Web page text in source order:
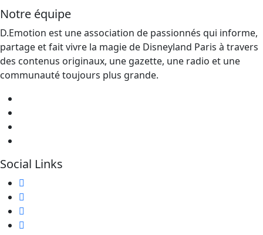
Notre équipe
D.Emotion est une association de passionnés qui informe,
partage et fait vivre la magie de Disneyland Paris à travers
des contenus originaux, une gazette, une radio et une
communauté toujours plus grande.
Social Links